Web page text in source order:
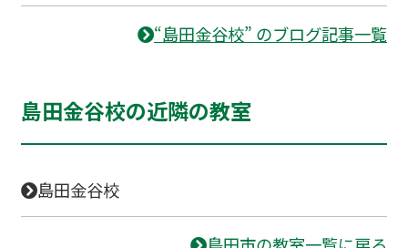
“島田金谷校” のブログ記事一覧
島田金谷校の近隣の教室
島田金谷校